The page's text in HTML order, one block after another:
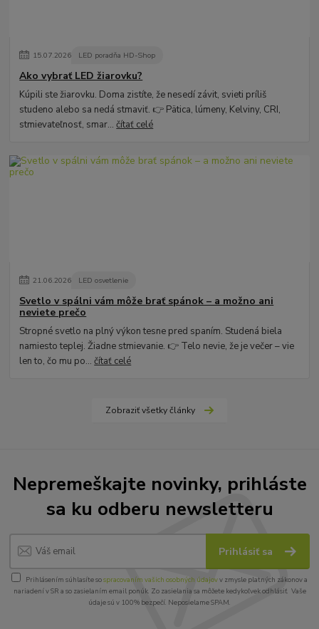
15.07.2026 LED poradňa HD-Shop
Ako vybrať LED žiarovku?
Kúpili ste žiarovku. Doma zistíte, že nesedí závit, svieti príliš
studeno alebo sa nedá stmaviť. 👉 Pätica, lúmeny, Kelviny, CRI,
stmievateľnosť, smar...čítať celé
21.06.2026 LED osvetlenie
Svetlo v spálni vám môže brať spánok – a možno ani
neviete prečo
Stropné svetlo na plný výkon tesne pred spaním. Studená biela
namiesto teplej. Žiadne stmievanie. 👉 Telo nevie, že je večer – vie
len to, čo mu po...čítať celé
Zobraziť všetky články
Nepremeškajte novinky, prihláste
sa ku odberu newsletteru
Prihlásiť sa
Prihlásením súhlasíte sospracovaním vašich osobných údajovv zmysle platných zákonov a
nariadení v SR a so zasielaním email ponúk. Zo zasielania sa môžete kedykoľvek odhlásiť. Vaše
údaje sú v 100% bezpečí. Neposielame SPAM.